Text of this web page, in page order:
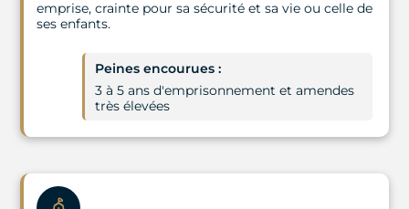
emprise, crainte pour sa sécurité et sa vie ou celle de
ses enfants.
Peines encourues :
3 à 5 ans d'emprisonnement et amendes
très élevées